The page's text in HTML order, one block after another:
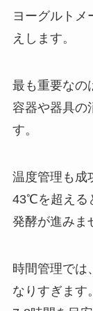
ヨーグルトメ
えします。
最も重要なの
容器や器具の
す。
温度管理も成
43℃を超える
発酵が進みま
時間管理では
なりすぎます。